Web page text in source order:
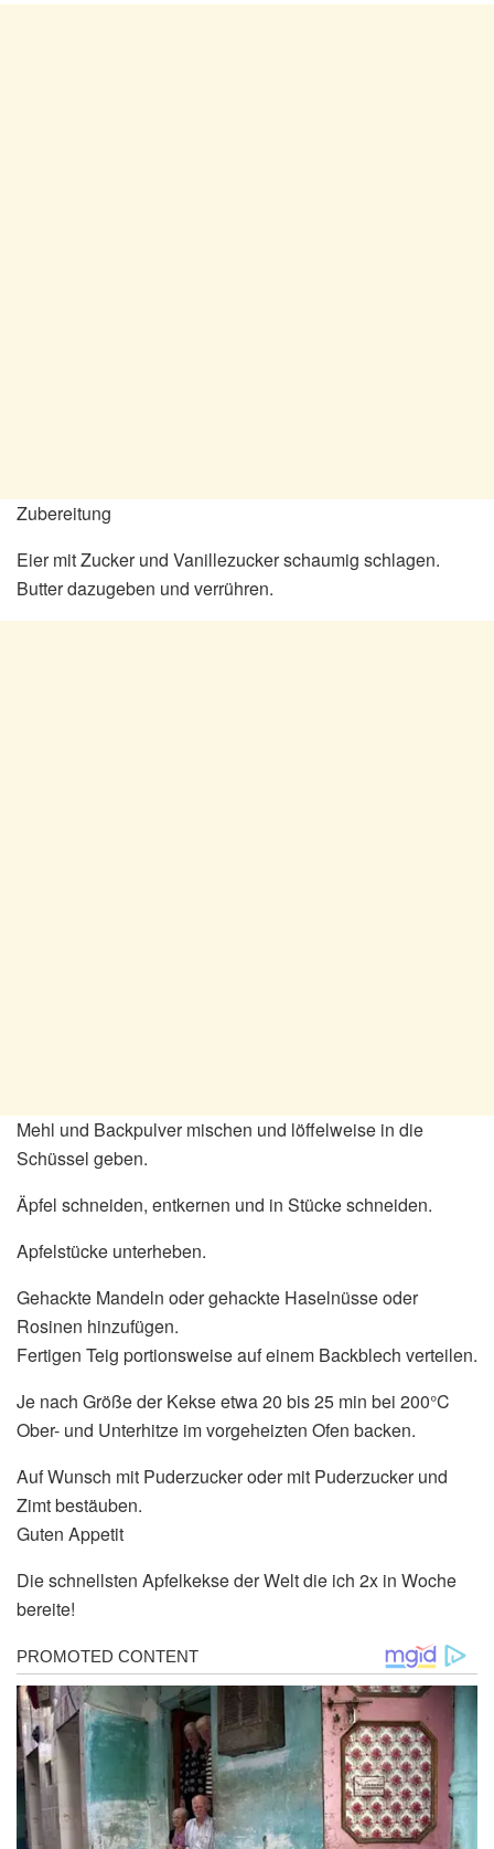
Zubereitung
Eier mit Zucker und Vanillezucker schaumig schlagen.
Butter dazugeben und verrühren.
Mehl und Backpulver mischen und löffelweise in die
Schüssel geben.
Äpfel schneiden, entkernen und in Stücke schneiden.
Apfelstücke unterheben.
Gehackte Mandeln oder gehackte Haselnüsse oder
Rosinen hinzufügen.
Fertigen Teig portionsweise auf einem Backblech verteilen.
Je nach Größe der Kekse etwa 20 bis 25 min bei 200°C
Ober- und Unterhitze im vorgeheizten Ofen backen.
Auf Wunsch mit Puderzucker oder mit Puderzucker und
Zimt bestäuben.
Guten Appetit
Die schnellsten Apfelkekse der Welt die ich 2x in Woche
bereite!